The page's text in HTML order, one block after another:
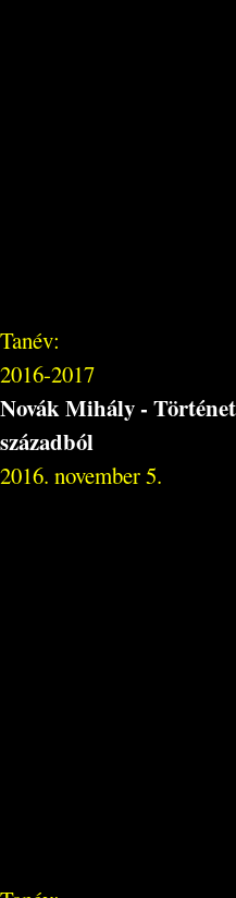
Tanév:
2016-2017
Novák Mihály -
századból
2016. november 5.